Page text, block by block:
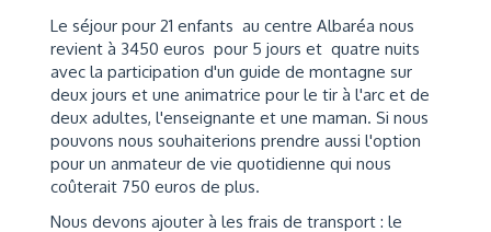
Le séjour pour 21 enfants au centre Albaréa nous
revient à 3450 euros pour 5 jours et quatre nuits
avec la participation d'un guide de montagne sur
deux jours et une animatrice pour le tir à l'arc et de
deux adultes, l'enseignante et une maman. Si nous
pouvons nous souhaiterions prendre aussi l'option
pour un anmateur de vie quotidienne qui nous
coûterait 750 euros de plus.
Nous devons ajouter à les frais de transport : le